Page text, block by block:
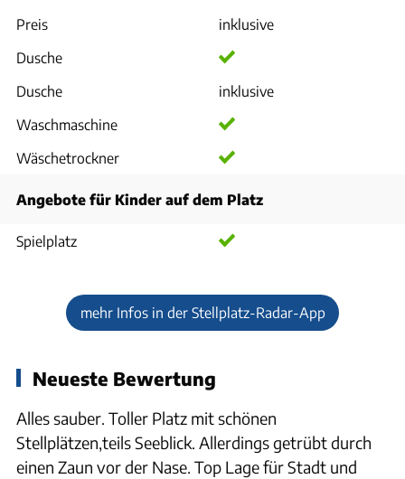
Preis
inklusive
Dusche
Dusche
inklusive
Waschmaschine
Wäschetrockner
Angebote für Kinder auf dem Platz
Spielplatz
mehr Infos in der Stellplatz-Radar-App
Neueste Bewertung
Alles sauber. Toller Platz mit schönen
Stellplätzen,teils Seeblick. Allerdings getrübt durch
einen Zaun vor der Nase. Top Lage für Stadt und